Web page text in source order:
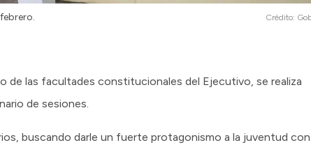
Crédito:
de las facultades constitucionales del Ejecutivo, se realiza
de sesiones.
buscando darle un fuerte protagonismo a la juventud con